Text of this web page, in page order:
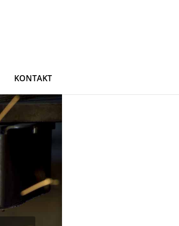
KONTAKT